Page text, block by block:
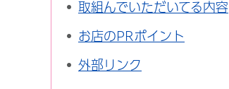
取組んでいただいてる内容
お店のPRポイント
外部リンク